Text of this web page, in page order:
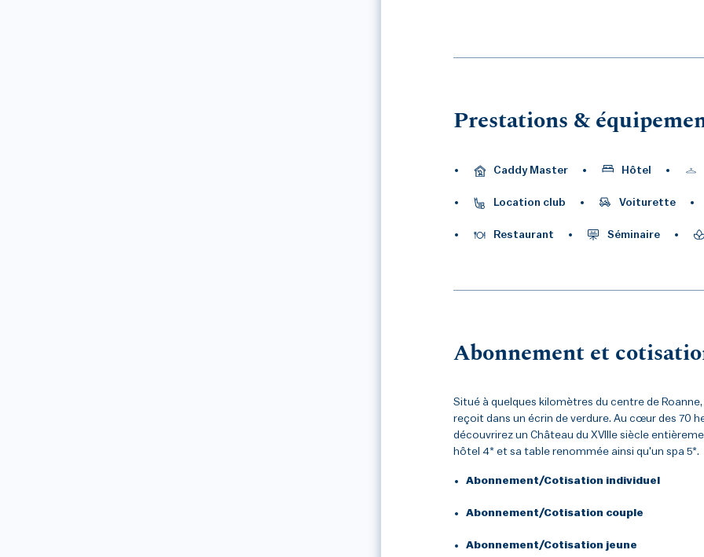
Prestations &
Caddy Master Hôtel
Location club Voiturette
Restaurant Séminaire
Abonnement et
Situé à quelques kilomètres du centre de
reçoit dans un écrin de verdure. Au cœur des 70
découvrirez un Château du XVIIIe siècle
hôtel 4* et sa table renommée ainsi qu'un spa 5*.
Abonnement/Cotisation individuel
Abonnement/Cotisation couple
Abonnement/Cotisation jeune